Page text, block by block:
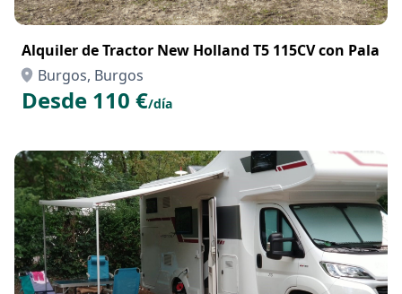
Alquiler de Tractor New Holland T5 115CV con Pala
Burgos, Burgos
Desde 110 €/día